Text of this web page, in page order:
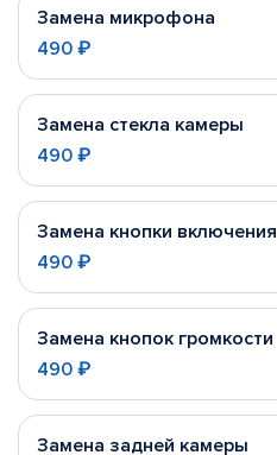
Замена микрофона
490 ₽
Замена стекла камеры
490 ₽
Замена кнопки включения
490 ₽
Замена кнопок громкости
490 ₽
Замена задней камеры